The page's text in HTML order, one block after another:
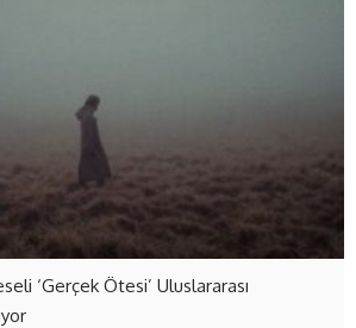
‘Gerçek Ötesi’ Uluslararası